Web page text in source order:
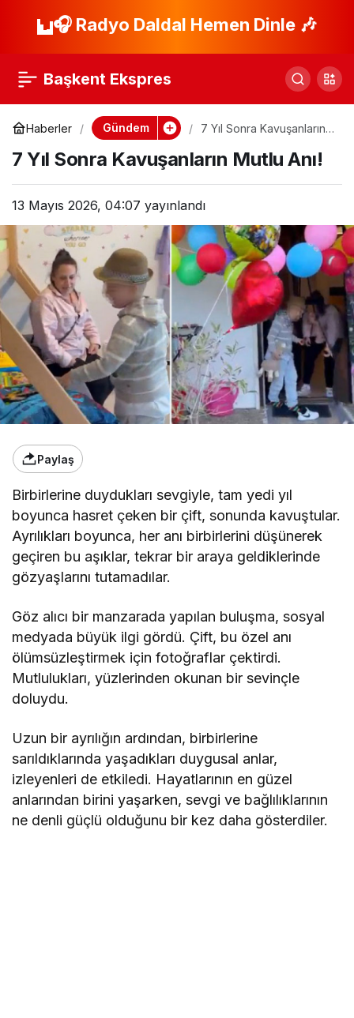
🎧 Radyo Daldal Hemen Dinle 🎶
Başkent Ekspres
Haberler Gündem
7 Yıl Sonra Kavuşanların
7 Yıl Sonra Kavuşanların Mutlu Anı!
13 Mayıs 2026, 04:07 yayınlandı
Paylaş
Birbirlerine duydukları sevgiyle, tam yedi yıl
boyunca hasret çeken bir çift, sonunda kavuştular.
Ayrılıkları boyunca, her anı birbirlerini düşünerek
geçiren bu aşıklar, tekrar bir araya geldiklerinde
gözyaşlarını tutamadılar.
Göz alıcı bir manzarada yapılan buluşma, sosyal
medyada büyük ilgi gördü. Çift, bu özel anı
ölümsüzleştirmek için fotoğraflar çektirdi.
Mutlulukları, yüzlerinden okunan bir sevinçle
doluydu.
Uzun bir ayrılığın ardından, birbirlerine
sarıldıklarında yaşadıkları duygusal anlar,
izleyenleri de etkiledi. Hayatlarının en güzel
anlarından birini yaşarken, sevgi ve bağlılıklarının
ne denli güçlü olduğunu bir kez daha gösterdiler.
Bingöl-Muş yolunda Paylaş